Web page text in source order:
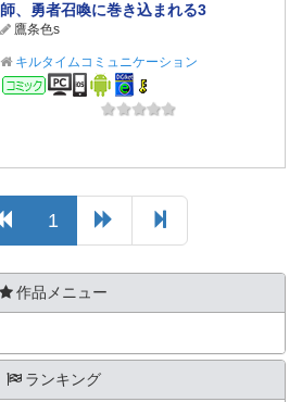
師、勇者召喚に巻き込まれる3
鷹条色s
キルタイムコミュニケーション
コミック
1
作品メニュー
ランキング